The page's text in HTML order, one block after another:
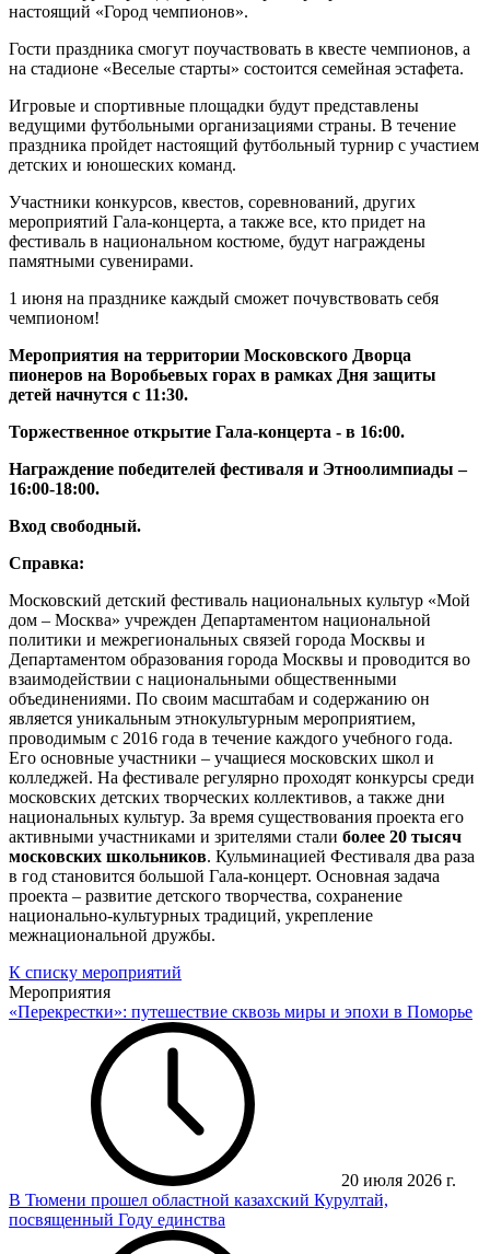
настоящий «Город чемпионов».
Гости праздника смогут поучаствовать в квесте чемпионов, а
на стадионе «Веселые старты» состоится семейная эстафета.
Игровые и спортивные площадки будут представлены
ведущими футбольными организациями страны. В течение
праздника пройдет настоящий футбольный турнир с участием
детских и юношеских команд.
Участники конкурсов, квестов, соревнований, других
мероприятий Гала-концерта, а также все, кто придет на
фестиваль в национальном костюме, будут награждены
памятными сувенирами.
1 июня на празднике каждый сможет почувствовать себя
чемпионом!
Мероприятия на территории Московского Дворца
пионеров на Воробьевых горах в рамках Дня защиты
детей начнутся с 11:30.
Торжественное открытие Гала-концерта - в 16:00.
Награждение победителей фестиваля и Этноолимпиады –
16:00-18:00.
Вход свободный.
Справка:
Московский детский фестиваль национальных культур «Мой
дом – Москва» учрежден Департаментом национальной
политики и межрегиональных связей города Москвы и
Департаментом образования города Москвы и проводится во
взаимодействии с национальными общественными
объединениями. По своим масштабам и содержанию он
является уникальным этнокультурным мероприятием,
проводимым с 2016 года в течение каждого учебного года.
Его основные участники – учащиеся московских школ и
колледжей. На фестивале регулярно проходят конкурсы среди
московских детских творческих коллективов, а также дни
национальных культур. За время существования проекта его
активными участниками и зрителями стали более 20 тысяч
московских школьников. Кульминацией Фестиваля два раза
в год становится большой Гала-концерт. Основная задача
проекта – развитие детского творчества, сохранение
национально-культурных традиций, укрепление
межнациональной дружбы.
К списку мероприятий
Мероприятия
«Перекрестки»: путешествие сквозь миры и эпохи в Поморье
20 июля 2026 г.
В Тюмени прошел областной казахский Курултай,
посвященный Году единства